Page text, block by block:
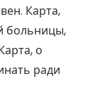
Карта,
больницы,
о
ради